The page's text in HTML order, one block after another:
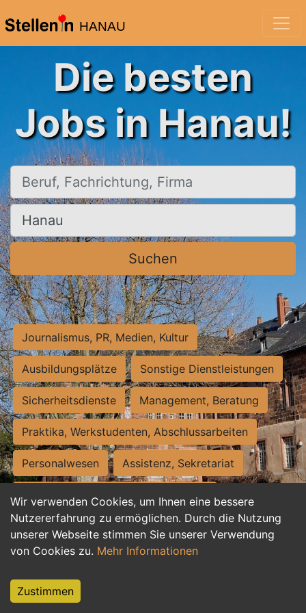
HANAU
Wir verwenden Cookies, um Ihnen eine bessere
Nutzererfahrung zu ermöglichen. Durch die Nutzung
unserer Webseite stimmen Sie unserer Verwendung
von Cookies zu. Mehr Informationen
Zustimmen
Die besten
Jobs in Hanau!
Beruf, Fachrichtung, Firma
Ort, Stadt
Suchen
Journalismus, PR, Medien, Kultur
Ausbildungsplätze Sonstige Dienstleistungen
Sicherheitsdienste Management, Beratung
Praktika, Werkstudenten, Abschlussarbeiten
Personalwesen Assistenz, Sekretariat
Hilfskräfte, Aushilfs- und Nebenjobs
Einkauf, Logistik, Materialwirtschaft
Weiterbildung, Studium, duale Ausbildung
Tourismus